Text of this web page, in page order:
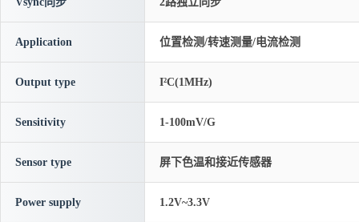
Application 位置检测/转速测量/电流检测
Output type I²C(1MHz)
Sensitivity 1-100mV/G
Sensor type 屏下色温和接近传感器
Power supply 1.2V~3.3V